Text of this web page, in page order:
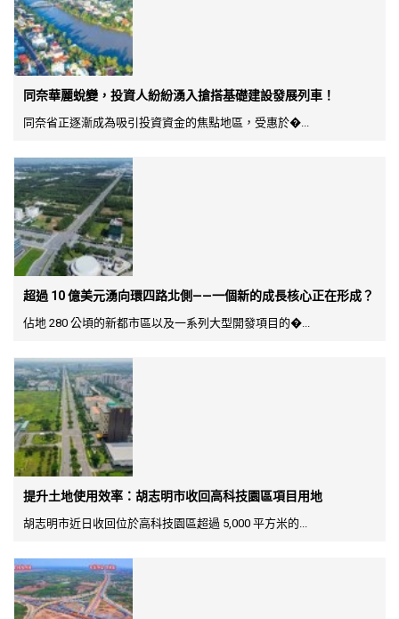
同奈華麗蛻變，投資人紛紛湧入搶搭基礎建設發展列車！
同奈省正逐漸成為吸引投資資金的焦點地區，受惠於�...
超過 10 億美元湧向環四路北側——一個新的成長核心正在形成？
佔地 280 公頃的新都市區以及一系列大型開發項目的�...
提升土地使用效率：胡志明市收回高科技園區項目用地
胡志明市近日收回位於高科技園區超過 5,000 平方米的...